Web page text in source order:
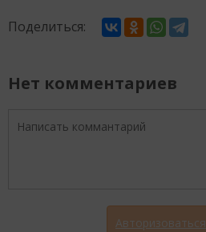
Поделиться:
Нет комментариев
Авторизоваться